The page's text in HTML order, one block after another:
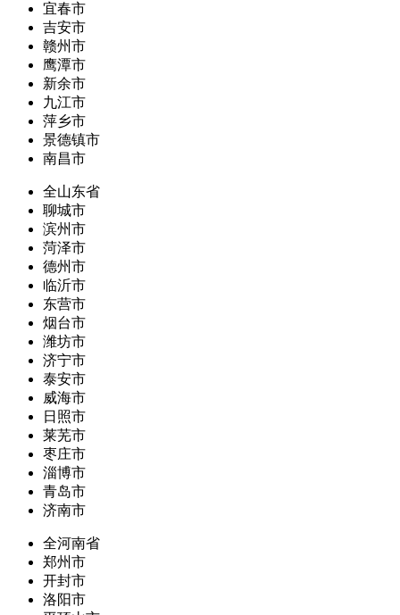
宜春市
吉安市
赣州市
鹰潭市
新余市
九江市
萍乡市
景德镇市
南昌市
全山东省
聊城市
滨州市
菏泽市
德州市
临沂市
东营市
烟台市
潍坊市
济宁市
泰安市
威海市
日照市
莱芜市
枣庄市
淄博市
青岛市
济南市
全河南省
郑州市
开封市
洛阳市